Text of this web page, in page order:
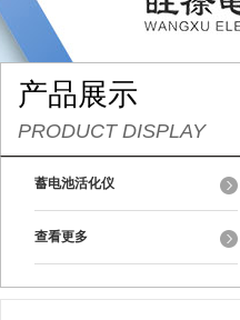
产品展示
PRODUCT DISPLAY
蓄电池活化仪
查看更多